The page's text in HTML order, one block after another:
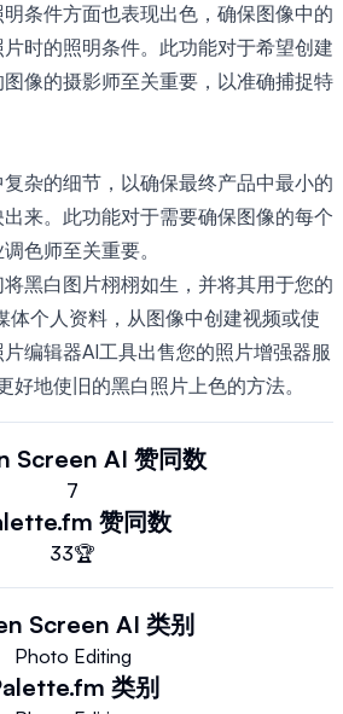
条件方面也表现出色，确保图像中的
时的照明条件。此功能对于希望创建
像的摄影师至关重要，以准确捕捉特
杂的细节，以确保最终产品中最小的
来。此功能对于需要确保图像的每个
色师至关重要。
黑白图片栩栩如生，并将其用于您的
体个人资料，从图像中创建视频或使
编辑器AI工具出售您的照片增强器服
好地使旧的黑白照片上色的方法。
Screen AI 赞同数
7
赞同数
33🏆
Screen AI 类别
Photo Editing
类别